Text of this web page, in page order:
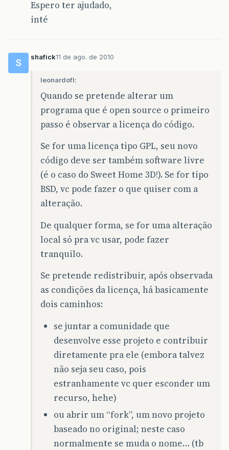
Espero ter ajudado,
inté
S
shafick11 de ago. de 2010
leonardofl:
Quando se pretende alterar um
programa que é open source o primeiro
passo é observar a licença do código.
Se for uma licença tipo GPL, seu novo
código deve ser também software livre
(é o caso do Sweet Home 3D!). Se for tipo
BSD, vc pode fazer o que quiser com a
alteração.
De qualquer forma, se for uma alteração
local só pra vc usar, pode fazer
tranquilo.
Se pretende redistribuir, após observada
as condições da licença, há basicamente
dois caminhos:
se juntar a comunidade que
desenvolve esse projeto e contribuir
diretamente pra ele (embora talvez
não seja seu caso, pois
estranhamente vc quer esconder um
recurso, hehe)
ou abrir um “fork”, um novo projeto
baseado no original; neste caso
normalmente se muda o nome… (tb